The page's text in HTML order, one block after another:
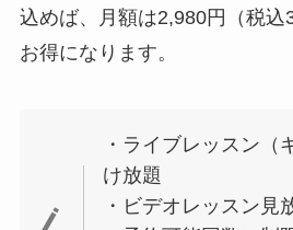
込めば、月額は2,980円（税込
お得になります。
・ライブレッスン（
け放題
・ビデオレッスン見